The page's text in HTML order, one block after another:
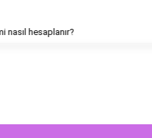
evreleri kaç hafta sürer?